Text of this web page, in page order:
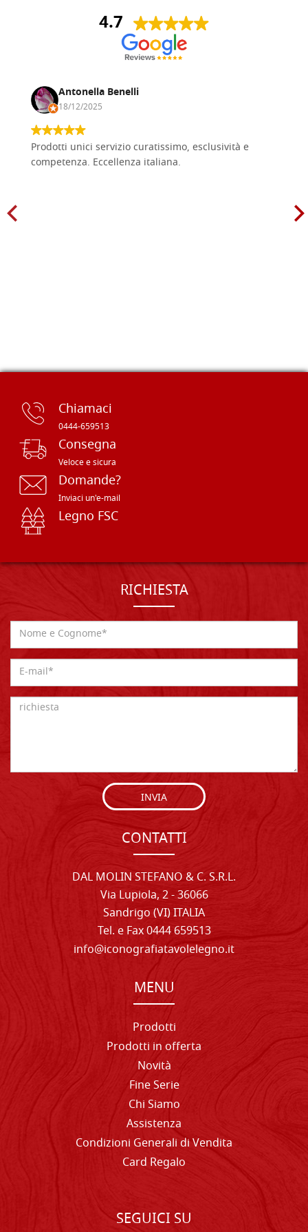
4.7
Antonella Benelli
18/12/2025
Prodotti unici servizio curatissimo, esclusività e
competenza. Eccellenza italiana.
Chiamaci
0444-659513
Consegna
Veloce e sicura
Domande?
Inviaci un'e-mail
Legno FSC
RICHIESTA
INVIA
CONTATTI
DAL MOLIN STEFANO & C. S.R.L.
Via Lupiola, 2 - 36066
Sandrigo (VI) ITALIA
Tel. e Fax 0444 659513
info@iconografiatavolelegno.it
MENU
Prodotti
Prodotti in offerta
Novità
Fine Serie
Chi Siamo
Assistenza
Condizioni Generali di Vendita
Card Regalo
SEGUICI SU